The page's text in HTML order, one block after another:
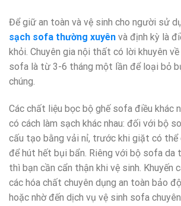
Để giữ an toàn và vệ sinh cho người sử
sạch sofa thường xuyên và định kỳ là
khỏi. Chuyên gia nội thất có lời khuyên
sofa là từ 3-6 tháng một lần để loại bỏ
chúng.
Các chất liệu bọc bộ ghế sofa điều khác
có cách làm sạch khác nhau: đối với bộ
cấu tạo bằng vải nỉ, trước khi giặt có thể
để hút hết bụi bẩn. Riêng với bộ sofa da
thì bạn cần cẩn thận khi vệ sinh. Khuyến
các hóa chất chuyên dụng an toàn bảo
hoặc nhờ đến dịch vụ vệ sinh sofa